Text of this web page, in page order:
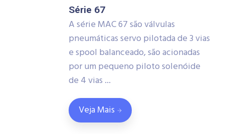
Série 67
A série MAC 67 são válvulas
pneumáticas servo pilotada de 3 vias
e spool balanceado, são acionadas
por um pequeno piloto solenóide
de 4 vias ...
Veja Mais